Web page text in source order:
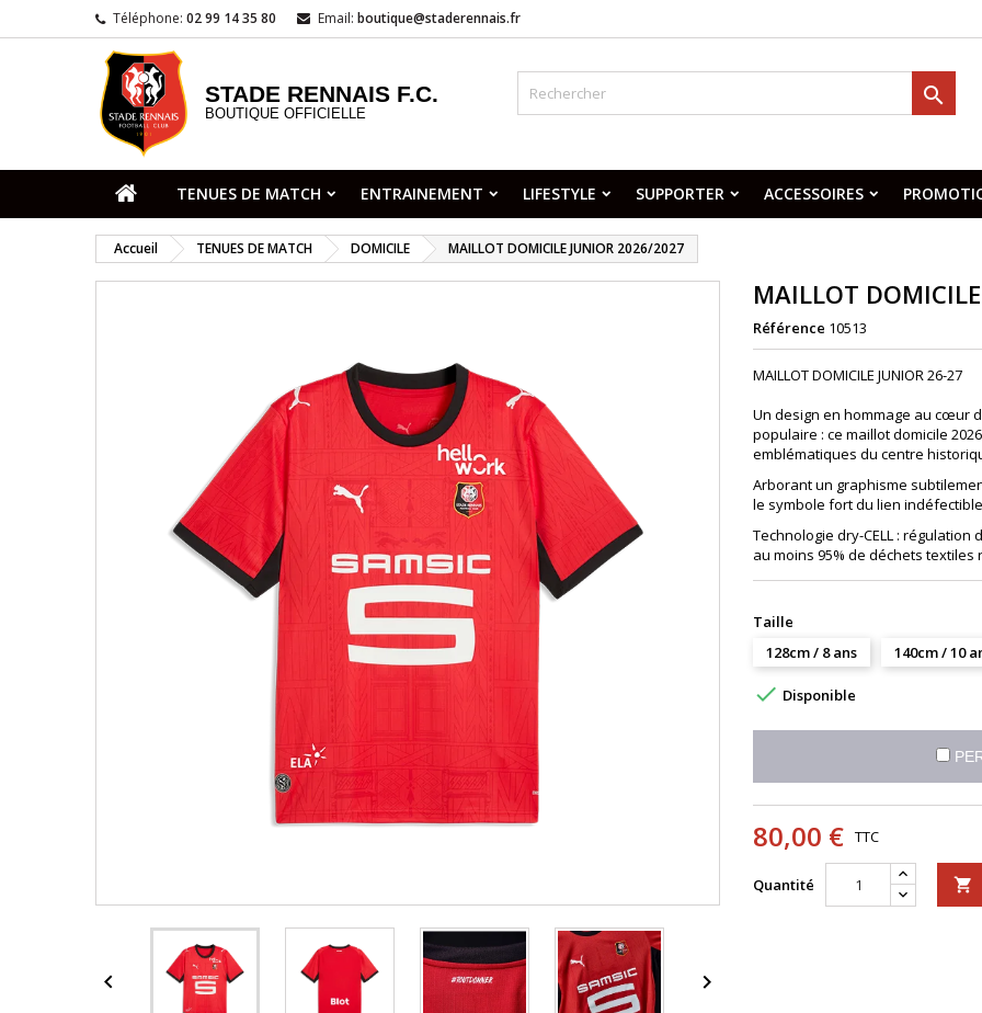
Téléphone: 02 99 14 35 80 Email: boutique@staderennais.fr
STADE RENNAIS F.C.
BOUTIQUE OFFICIELLE

TENUES DE MATCH ENTRAINEMENT LIFESTYLE SUPPORTER ACCESSOIRES
Accueil TENUES DE MATCH DOMICILE MAILLOT DOMICILE JUNIOR 2026/2027
 
MAILLOT
Référence 10513
MAILLOT DOMICILE JUNIOR 26-27
Un design en hommage au cœur
populaire : ce maillot domicile
emblématiques du centre
Arborant un graphisme
le symbole fort du lien
Technologie dry-CELL : régulation
au moins 95% de déchets textiles
Taille
128cm / 8 ans
140cm / 10
 Disponible
80,00 € TTC
Quantité 